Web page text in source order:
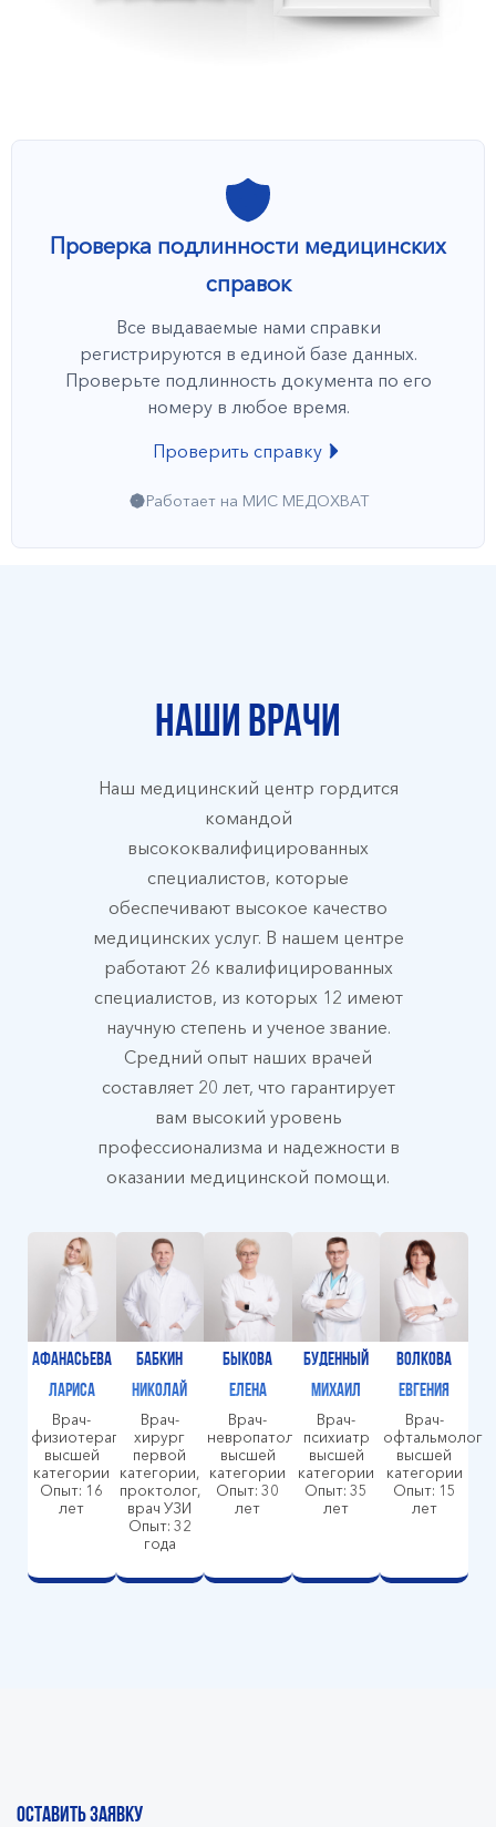
Проверка подлинности медицинских
справок
Все выдаваемые нами справки
регистрируются в единой базе данных.
Проверьте подлинность документа по его
номеру в любое время.
Проверить справку
Работает на МИС МЕДОХВАТ
Наши врачи
Наш медицинский центр гордится
командой
высококвалифицированных
специалистов, которые
обеспечивают высокое качество
медицинских услуг. В нашем центре
работают 26 квалифицированных
специалистов, из которых 12 имеют
научную степень и ученое звание.
Средний опыт наших врачей
составляет 20 лет, что гарантирует
вам высокий уровень
профессионализма и надежности в
оказании медицинской помощи.
Афанасьева
Лариса
Врач-
физиотерапевт
высшей
категории
Опыт: 16
лет
Бабкин
Николай
Врач-
хирург
первой
категории,
проктолог,
врач УЗИ
Опыт: 32
года
Быкова
Елена
Врач-
невропатолог
высшей
категории
Опыт: 30
лет
Буденный
Михаил
Врач-
психиатр
высшей
категории
Опыт: 35
лет
Волкова
Евгения
Врач-
офтальмолог
высшей
категории
Опыт: 15
лет
ОСТАВИТЬ ЗАЯВКУ